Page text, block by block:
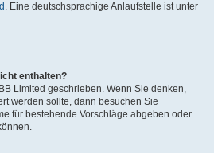
. Eine deutschsprachige Anlaufstelle ist unter
enthalten?
Limited geschrieben. Wenn Sie denken,
werden sollte, dann besuchen Sie
für bestehende Vorschläge abgeben oder